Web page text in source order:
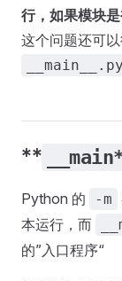
行，如果模块
这个问题还可
__main__.py
**
Python 的 -m
本运行，而
的”入口程序“